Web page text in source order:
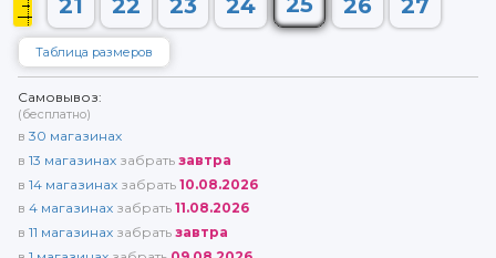
21 22 23 24 26 27
Таблица размеров
Самовывоз:
(бесплатно)
в 30 магазинах
в 13 магазинах забрать завтра
в 14 магазинах забрать 10.08.2026
в 4 магазинах забрать 11.08.2026
в 11 магазинах забрать завтра